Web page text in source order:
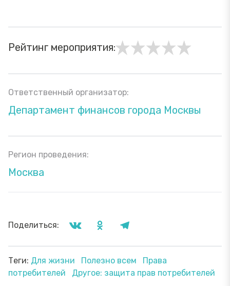
Рейтинг мероприятия:
Ответственный организатор:
Департамент финансов города Москвы
Регион проведения:
Москва
Поделиться:
Теги: Для жизни Полезно всем
Права
потребителей
Другое: защита прав потребителей